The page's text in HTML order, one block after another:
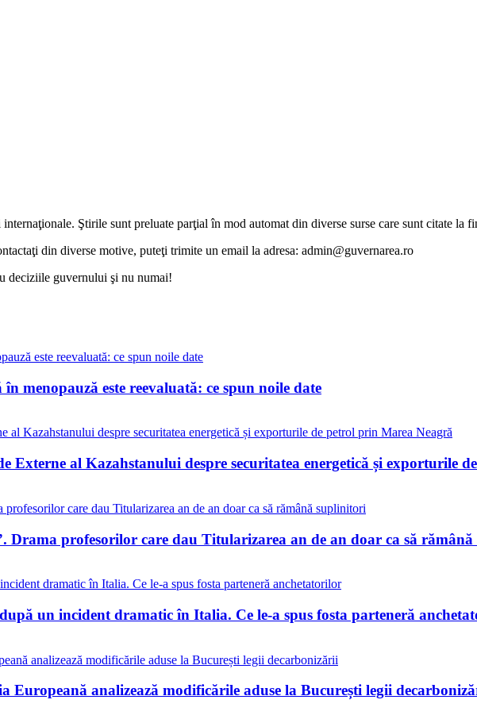
Ştirile sunt preluate parţial în mod automat din diverse surse care sunt citate la
din diverse motive, puteţi trimite un email la adresa: admin@guvernarea.ro
deciziile guvernului şi nu numai!
menopauză este reevaluată: ce spun noile date
Externe al Kazahstanului despre securitatea energetică și exporturile
Drama profesorilor care dau Titularizarea an de an doar ca să
un incident dramatic în Italia. Ce le-a spus fosta parteneră
Europeană analizează modificările aduse la București legii